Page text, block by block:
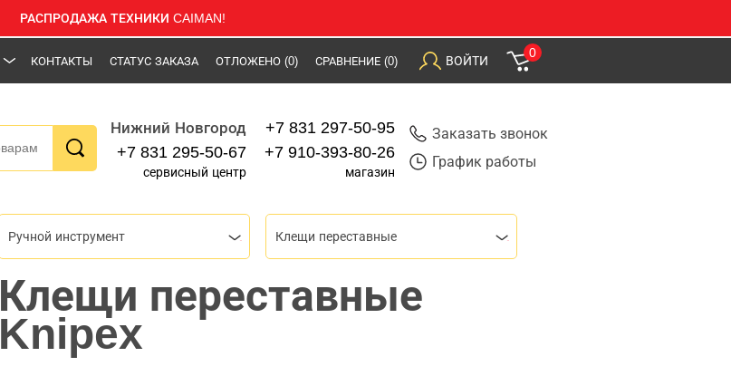
РАСПРОДАЖА ТЕХНИКИ CAIMAN!
КОНТАКТЫ СТАТУС ЗАКАЗА ОТЛОЖЕНО (0) СРАВНЕНИЕ (0) ВОЙТИ
0
Нижний Новгород
+7 831 295-50-67
сервисный центр
+7 831 297-50-95
+7 910-393-80-26
магазин
Заказать звонок
График работы
Ручной инструмент Клещи переставные
Клещи переставные
Knipex